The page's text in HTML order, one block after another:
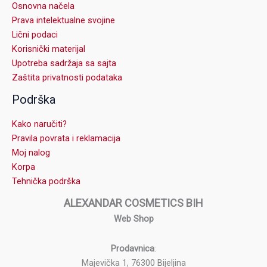
Osnovna načela
Prava intelektualne svojine
Lični podaci
Korisnički materijal
Upotreba sadržaja sa sajta
Zaštita privatnosti podataka
Podrška
Kako naručiti?
Pravila povrata i reklamacija
Moj nalog
Korpa
Tehnička podrška
ALEXANDAR COSMETICS BIH
Web Shop
Prodavnica:
Majevička 1, 76300 Bijeljina